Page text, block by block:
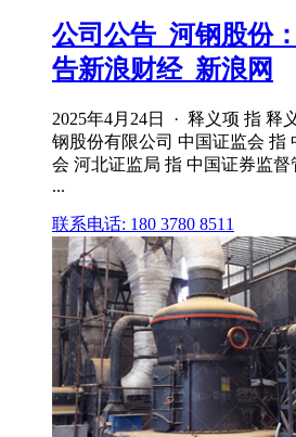
公司公告_河钢股份
告新浪财经_新浪网
2025年4月24日 · 释义项 指 释
钢股份有限公司 中国证监会 指
会 河北证监局 指 中国证券监
...
联系电话: 180 3780 8511